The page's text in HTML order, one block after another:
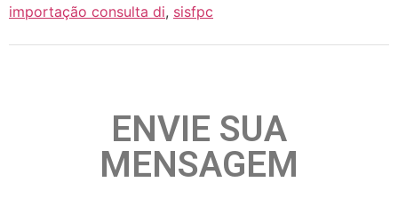
importação consulta di, sisfpc
ENVIE SUA
MENSAGEM